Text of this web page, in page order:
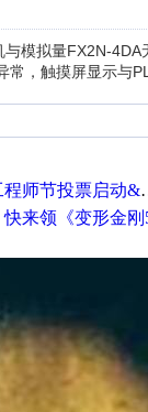
模拟量FX2N-
，触摸屏显示与
投票启动&周周有礼！
领《变形金刚5》观影